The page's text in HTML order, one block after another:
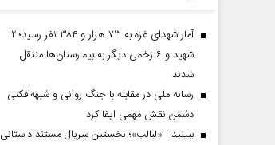
آمار شهدای غزه به ۷۳ هزار و ۳۸۴ نفر رسید؛ ۲
شهید و ۶ زخمی دیگر به بیمارستان‌ها منتقل
شدند
رسانه ملی در مقابله با جنگ روانی و شبهه‌افکنی
دشمن نقش مهمی ایفا کرد
ببینید | «لبالب»؛ نخستین سریال مستند داستانی